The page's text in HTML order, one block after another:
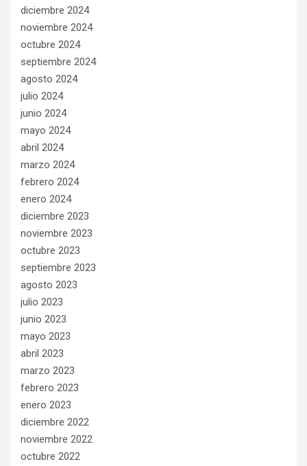
diciembre 2024
noviembre 2024
octubre 2024
septiembre 2024
agosto 2024
julio 2024
junio 2024
mayo 2024
abril 2024
marzo 2024
febrero 2024
enero 2024
diciembre 2023
noviembre 2023
octubre 2023
septiembre 2023
agosto 2023
julio 2023
junio 2023
mayo 2023
abril 2023
marzo 2023
febrero 2023
enero 2023
diciembre 2022
noviembre 2022
octubre 2022